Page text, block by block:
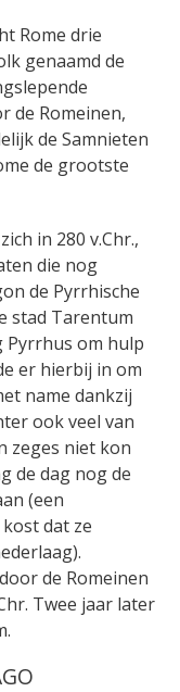
Rome drie
genaamd de
de Romeinen,
de Samnieten
de grootste
in 280 v.Chr.,
die nog
de Pyrrhische
stad Tarentum
om hulp
er hierbij in om
name dankzij
ook veel van
zeges niet kon
de dag nog de
(een
dat ze
de Romeinen
Twee jaar later